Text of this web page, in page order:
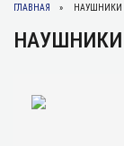
ГЛАВНАЯ НАУШНИКИ
НАУШНИКИ